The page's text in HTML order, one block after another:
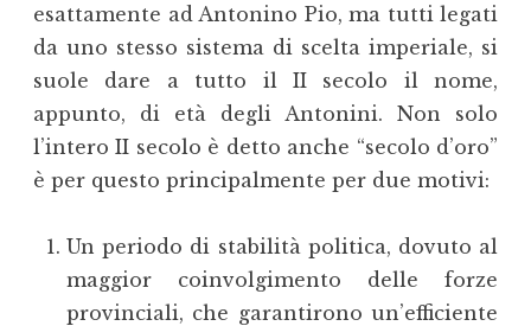
esattamente ad Antonino Pio, ma tutti legati
da uno stesso sistema di scelta imperiale, si
suole dare a tutto il II secolo il nome,
appunto, di età degli Antonini. Non solo
l’intero II secolo è detto anche “secolo d’oro”
è per questo principalmente per due motivi:
Un periodo di stabilità politica, dovuto al
maggior coinvolgimento delle forze
provinciali, che garantirono un’efficiente